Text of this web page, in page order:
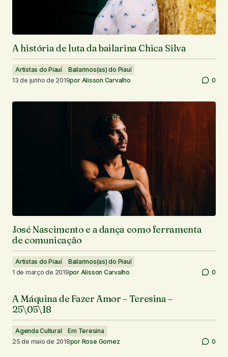
A história de luta da bailarina Chica Silva
Artistas do Piauí
Bailarinos(as) do Piauí
13 de junho de 2019por Alisson Carvalho 0
José Nascimento e a dança como ferramenta
de comunicação
Artistas do Piauí
Bailarinos(as) do Piauí
1 de março de 2019por Alisson Carvalho 0
A Máquina de Fazer Amor – Teresina –
25\05\18
Agenda Cultural
Em Teresina
25 de maio de 2018por Rose Gomez 0